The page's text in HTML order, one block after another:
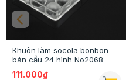
Khuôn làm socola bonbon
bán cầu 24 hình No2068
111.000₫